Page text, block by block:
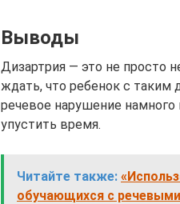
Выводы
Дизартрия — это не просто
ждать, что ребенок с таким
речевое нарушение намного
упустить время.
Читайте также:
обучающихся с